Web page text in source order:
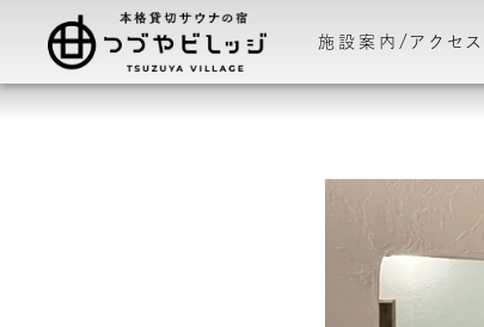
施設案内/アクセス